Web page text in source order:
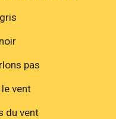
pas
le vent
du vent